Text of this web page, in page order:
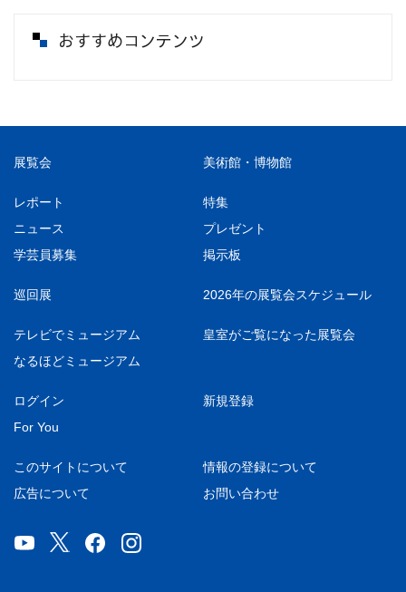
おすすめコンテンツ
展覧会 美術館・博物館
レポート
特集
ニュース
プレゼント
学芸員募集
掲示板
巡回展 2026年の展覧会スケジュール
テレビでミュージアム
皇室がご覧になった展覧会
なるほどミュージアム
ログイン
新規登録
For You
このサイトについて
情報の登録について
広告について
お問い合わせ